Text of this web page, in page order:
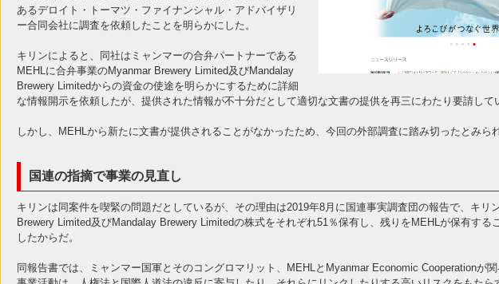
あるデロイト・トーマツ・ファイナンシャル・アドバイザリ
ー合同会社に調査を依頼したことを明らかにした。
キリンによると、同社はミャンマーの合弁パートナーである
MEHLに合弁事業のMyanmar Brewery Limited及びMandalay
Brewery Limitedからの資金の使途を明らかにするために詳細
な情報開示を依頼したが、提供された情報が不十分だとして適切な文書の提供を再三にわたり要請して
しかし、MEHLから新たに文書が提供されることがなかったため、今回の外部調査に踏み切ったとみられ
国連の指摘で事業の見直し
キリンは同案件を喫緊の問題だとしているが、その理由は2019年8月に国連事実調査団の報告で、キリ
Brewery Limited及びMandalay Brewery Limitedの株式をそれぞれ51％保有し、残りをMEHLが保有する
したからだ。
同報告書では、ミャンマー国軍とそのコングロマリット、MEHLとMyanmar Economic Cooperationが